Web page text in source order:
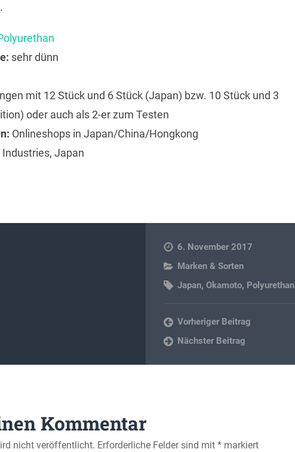
sehr dünn
mit 12 Stück und 6 Stück (Japan) bzw. 10 Stück und 3
oder auch als 2-er zum Testen
Onlineshops in Japan/China/Hongkong
Japan
6. November 2017
Marken & Sorten
Japan,Okamoto, Polyurethan
Vorheriger Beitrag
Nächster Beitrag
Kommentar
nicht veröffentlicht. Erforderliche Felder sind mit *markiert